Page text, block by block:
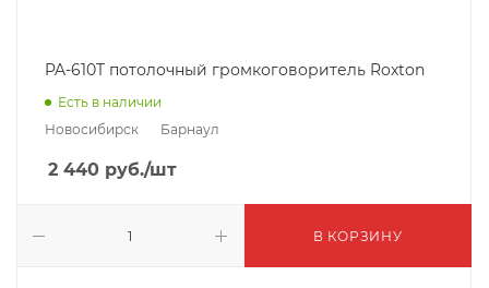
PA-610T потолочный громкоговоритель Roxton
Есть в наличии
Новосибирск
Барнаул
2 440 руб./шт
В КОРЗИНУ